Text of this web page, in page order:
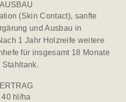
AUSBAU
(Skin Contact), sanfte
und Ausbau in
1 Jahr Holzreife weitere
für insgesamt 18 Monate
Stahltank.
ERTRAG
40 hl/ha